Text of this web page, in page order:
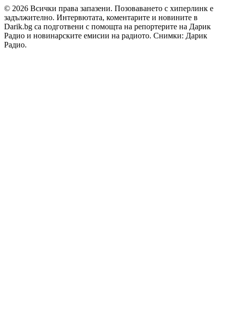
© 2026 Всички права запазени. Позоваването с хиперлинк е
задължително. Интервютата, коментарите и новините в
Darik.bg са подготвени с помощта на репортерите на Дарик
Радио и новинарските емисии на радиото. Снимки: Дарик
Радио.